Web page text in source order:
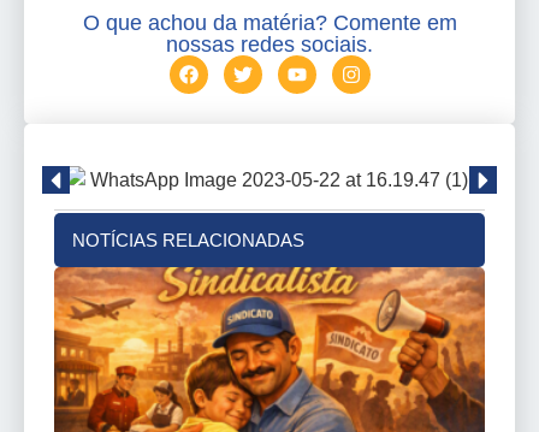
O que achou da matéria? Comente em
nossas redes sociais.
NOTÍCIAS RELACIONADAS